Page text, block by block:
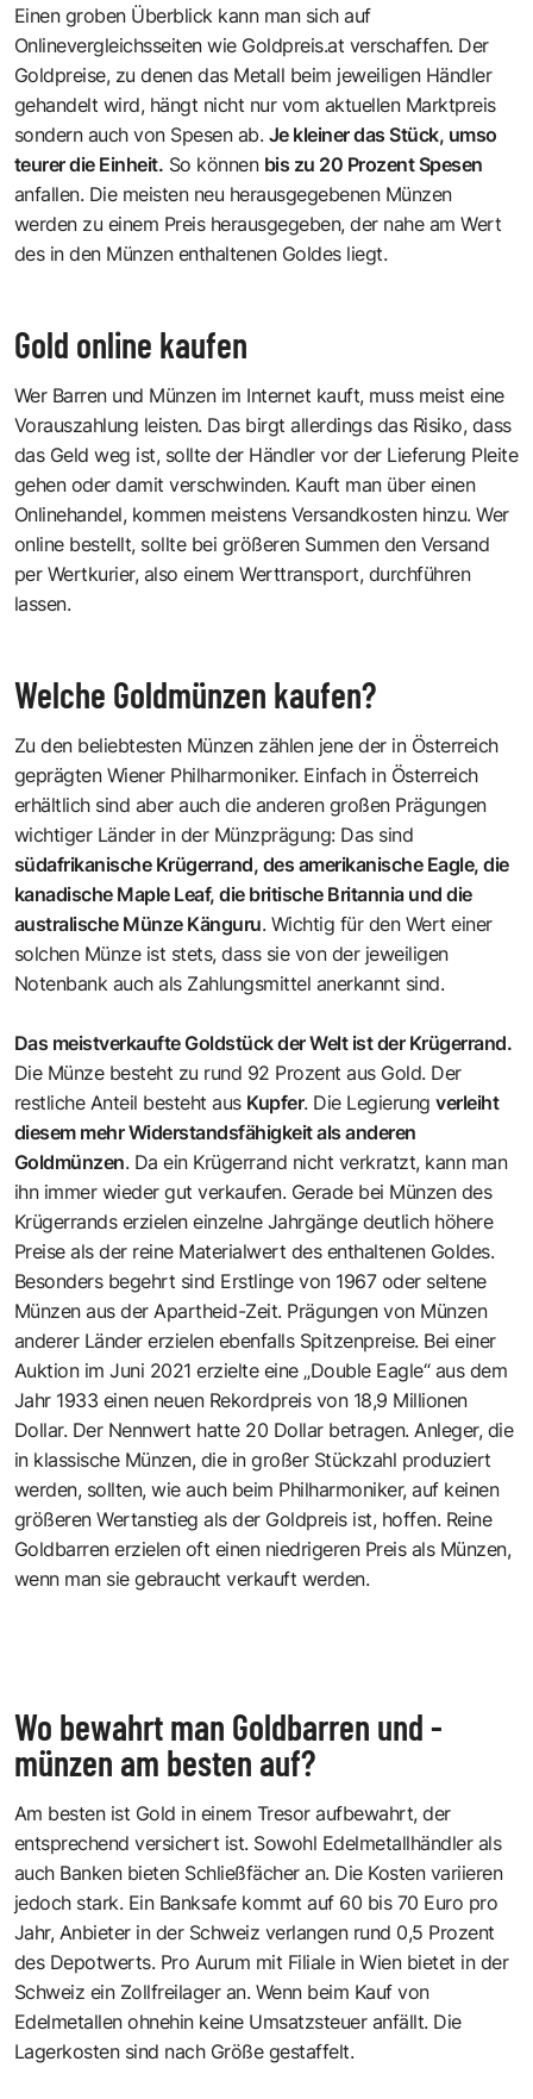
Einen groben Überblick kann man sich auf
Onlinevergleichsseiten wie Goldpreis.at verschaffen. Der
Goldpreise, zu denen das Metall beim jeweiligen Händler
gehandelt wird, hängt nicht nur vom aktuellen Marktpreis
sondern auch von Spesen ab. Je kleiner das Stück, umso
teurer die Einheit. So können bis zu 20 Prozent Spesen
anfallen. Die meisten neu herausgegebenen Münzen
werden zu einem Preis herausgegeben, der nahe am Wert
des in den Münzen enthaltenen Goldes liegt.
Gold online kaufen
Wer Barren und Münzen im Internet kauft, muss meist eine
Vorauszahlung leisten. Das birgt allerdings das Risiko, dass
das Geld weg ist, sollte der Händler vor der Lieferung Pleite
gehen oder damit verschwinden. Kauft man über einen
Onlinehandel, kommen meistens Versandkosten hinzu. Wer
online bestellt, sollte bei größeren Summen den Versand
per Wertkurier, also einem Werttransport, durchführen
lassen.
Welche Goldmünzen kaufen?
Zu den beliebtesten Münzen zählen jene der in Österreich
geprägten Wiener Philharmoniker. Einfach in Österreich
erhältlich sind aber auch die anderen großen Prägungen
wichtiger Länder in der Münzprägung: Das sind
südafrikanische Krügerrand, des amerikanische Eagle, die
kanadische Maple Leaf, die britische Britannia und die
australische Münze Känguru. Wichtig für den Wert einer
solchen Münze ist stets, dass sie von der jeweiligen
Notenbank auch als Zahlungsmittel anerkannt sind.
Das meistverkaufte Goldstück der Welt ist der Krügerrand.
Die Münze besteht zu rund 92 Prozent aus Gold. Der
restliche Anteil besteht aus Kupfer. Die Legierungverleiht
diesem mehr Widerstandsfähigkeit als anderen
Goldmünzen. Da ein Krügerrand nicht verkratzt, kann man
ihn immer wieder gut verkaufen. Gerade bei Münzen des
Krügerrands erzielen einzelne Jahrgänge deutlich höhere
Preise als der reine Materialwert des enthaltenen Goldes.
Besonders begehrt sind Erstlinge von 1967 oder seltene
Münzen aus der Apartheid-Zeit. Prägungen von Münzen
anderer Länder erzielen ebenfalls Spitzenpreise. Bei einer
Auktion im Juni 2021 erzielte eine „Double Eagle“ aus dem
Jahr 1933 einen neuen Rekordpreis von 18,9 Millionen
Dollar. Der Nennwert hatte 20 Dollar betragen. Anleger, die
in klassische Münzen, die in großer Stückzahl produziert
werden, sollten, wie auch beim Philharmoniker, auf keinen
größeren Wertanstieg als der Goldpreis ist, hoffen. Reine
Goldbarren erzielen oft einen niedrigeren Preis als Münzen,
wenn man sie gebraucht verkauft werden.
Wo bewahrt man Goldbarren und -
münzen am besten auf?
Am besten ist Gold in einem Tresor aufbewahrt, der
entsprechend versichert ist. Sowohl Edelmetallhändler als
auch Banken bieten Schließfächer an. Die Kosten variieren
jedoch stark. Ein Banksafe kommt auf 60 bis 70 Euro pro
Jahr, Anbieter in der Schweiz verlangen rund 0,5 Prozent
des Depotwerts. Pro Aurum mit Filiale in Wien bietet in der
Schweiz ein Zollfreilager an. Wenn beim Kauf von
Edelmetallen ohnehin keine Umsatzsteuer anfällt. Die
Lagerkosten sind nach Größe gestaffelt.